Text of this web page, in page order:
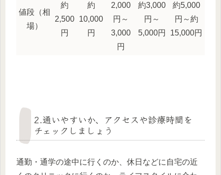
値段（相
場）
約
2,500
円
約
10,000
円
2,000
円～
3,000
円
約3,000
円～
5,000円
約5,000
円～約
15,000円
2.通いやすいか、アクセスや診療時間を
チェックしましょう
通勤・通学の途中に行くのか、休日などに自宅の近